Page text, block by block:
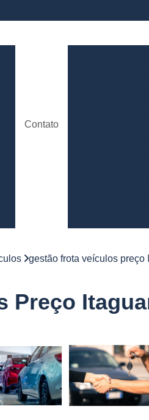
Contato
Controle
Controle de
Controle de
Controle
Sistema de
gestão frota veículos preço
Preço